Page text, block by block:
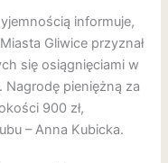
informuje,
Gliwice przyznał
się osiągnięciami w
Nagrodę pieniężną za
900 zł,
– Anna Kubicka.